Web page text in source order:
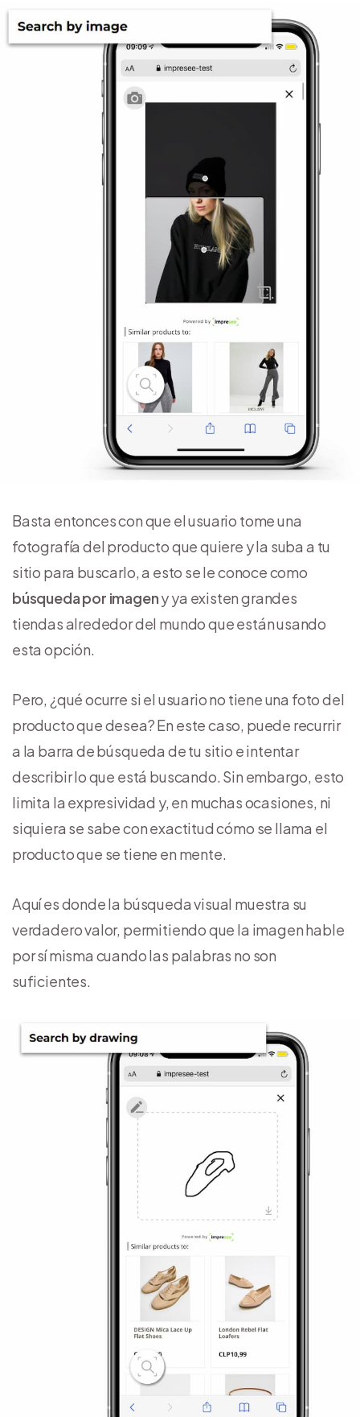
Basta entonces con que el usuario tome una
fotografía del producto que quiere y la suba a tu
sitio para buscarlo, a esto se le conoce como
búsqueda por imageny ya existen grandes
tiendas alrededor del mundo que están usando
esta opción.
Pero, ¿qué ocurre si el usuario no tiene una foto del
producto que desea? En este caso, puede recurrir
a la barra de búsqueda de tu sitio e intentar
describir lo que está buscando. Sin embargo, esto
limita la expresividad y, en muchas ocasiones, ni
siquiera se sabe con exactitud cómo se llama el
producto que se tiene en mente.
Aquí es donde la búsqueda visual muestra su
verdadero valor, permitiendo que la imagen hable
por sí misma cuando las palabras no son
suficientes.